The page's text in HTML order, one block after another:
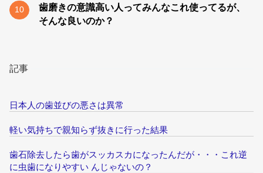
10
歯磨きの意識高い人ってみんなこれ使ってるが、
そんな良いのか？
記事
日本人の歯並びの悪さは異常
軽い気持ちで親知らず抜きに行った結果
歯石除去したら歯がスッカスカになったんだが・・・これ逆
に虫歯になりやすい んじゃないの？